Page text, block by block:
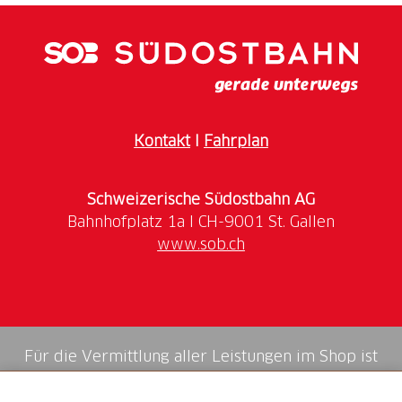
Voucher, um den sichersten und effizientesten Weg
zur Arbeit zu finden. Lassen Sie sich inspirieren und
entdecken Sie, wie einfach und angenehm das
über die Bike to Work Challenge erfahren?
Hier finden Sie alle Informationen.
KontaktI Fahrplan
Schweizerische Südostbahn AG
www.sob.ch
Für die Vermittlung aller Leistungen im Shop ist